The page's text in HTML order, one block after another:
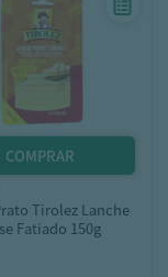
Tirolez Lanche
Fatiado 150g